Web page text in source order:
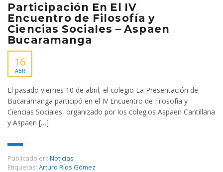
Participación En El IV
Encuentro de Filosofía y
Ciencias Sociales – Aspaen
Bucaramanga
16
ABR
El pasado viernes 10 de abril, el colegio La Presentación de
Bucaramanga participó en el IV Encuentro de Filosofía y
Ciencias Sociales, organizado por los colegios Aspaen Cantillana
y Aspaen […]
Publicado en: Noticias
Etiquetas: Arturo Ríos Gómez